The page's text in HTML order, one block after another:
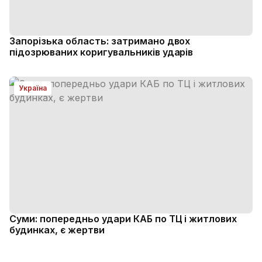
Запорізька область: затримано двох
підозрюваних коригувальників ударів
Україна
Суми: попередньо удари КАБ по ТЦ і житлових
будинках, є жертви